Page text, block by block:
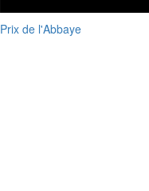
Prix de l'Abbaye